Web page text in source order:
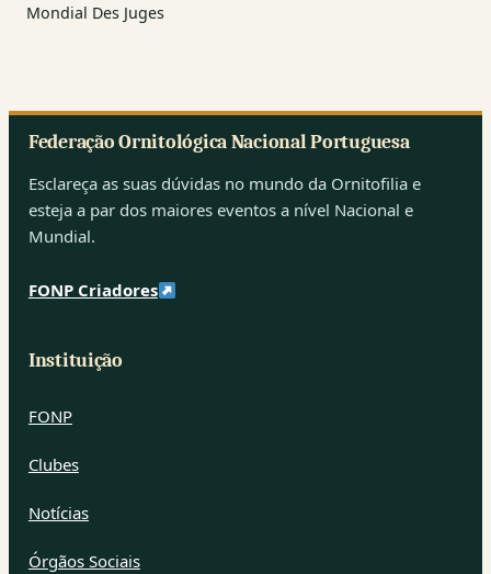
Mondial Des Juges
Federação Ornitológica Nacional Portuguesa
Esclareça as suas dúvidas no mundo da Ornitofilia e
esteja a par dos maiores eventos a nível Nacional e
Mundial.
FONP Criadores
Instituição
FONP
Clubes
Notícias
Órgãos Sociais